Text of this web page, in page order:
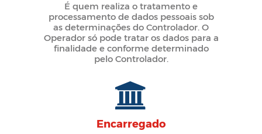
É quem realiza o tratamento e
processamento de dados pessoais sob
as determinações do Controlador. O
Operador só pode tratar os dados para a
finalidade e conforme determinado
pelo Controlador.
Encarregado